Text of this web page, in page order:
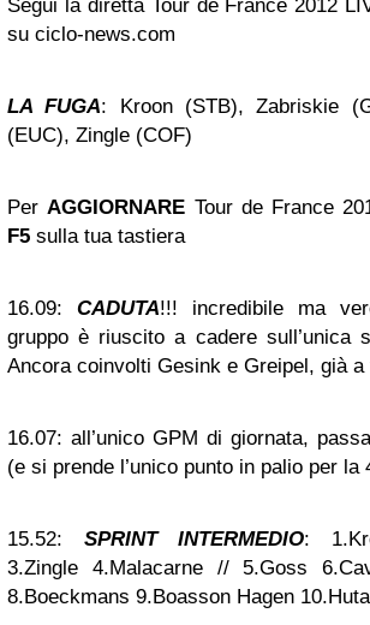
Segui la diretta Tour de France 2012
su ciclo-news.com
LA FUGA: Kroon (STB), Zabriskie
(EUC), Zingle (COF)
PerAGGIORNARE Tour de France
F5 sulla tua tastiera
16.09: CADUTA!!! incredibile ma
gruppo è riuscito a cadere sull’unica
Ancora coinvolti Gesink e Greipel, già
16.07: all’unico GPM di giornata,
(e si prende l’unico punto in palio per la
15.52: SPRINT INTERMEDIO:
3.Zingle 4.Malacarne // 5.Goss
8.Boeckmans 9.Boasson Hagen